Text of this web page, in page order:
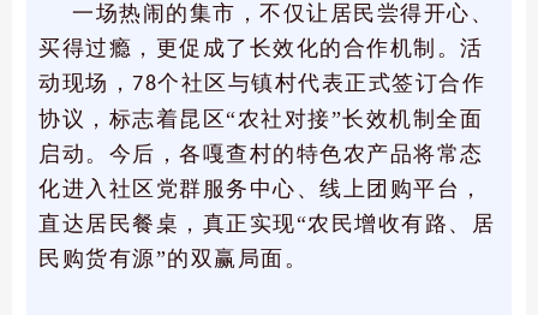
一场热闹的集市，不仅让居民尝得开心、
买得过瘾，更促成了长效化的合作机制。活
动现场， 78个社区与镇村代表正式签订合作
协议，标志着昆区“农社对接”长效机制全面
启动。今后，各嘎查村的特色农产品将常态
化进入社区党群服务中心、线上团购平台，
直达居民餐桌，真正实现“农民增收有路、居
民购货有源”的双赢局面。